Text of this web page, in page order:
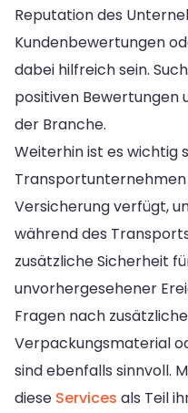
Reputation des
Kundenbewertungen
dabei hilfreich sein.
positiven Bewertungen
der Branche.
Weiterhin ist es wichtig
Versicherung verfügt,
während des
zusätzliche Sicherheit
unvorhergesehener
Fragen nach
Verpackungsmaterial
sind ebenfalls sinnvoll.
diese Services als Teil